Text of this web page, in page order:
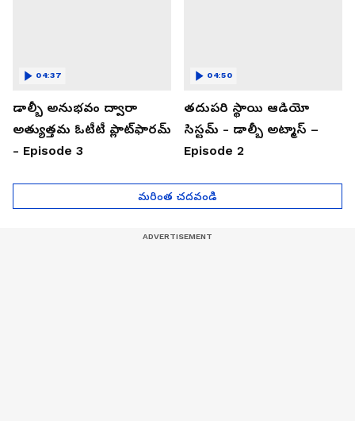
డాల్బీ అనుభవం ద్వారా
అత్యుత్తమ ఓటీటీ ప్లాట్‌ఫారమ్
- Episode 3
04:37
తదుపరి స్థాయి ఆడియో
సిస్టమ్ - డాల్బీ అట్మాస్ –
Episode 2
04:50
మరింత చదవండి